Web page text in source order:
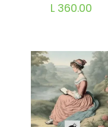
L360.00